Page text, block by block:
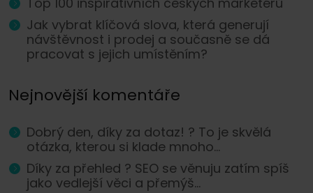
Jak vybrat klíčová slova, která generují
návštěvnost i prodej a současně se dá
pracovat s jejich umístěním?
Nejnovější komentáře
Dobrý den, díky za dotaz! ? To je skvělá
otázka, kterou si klade mnoho...
Díky za přehled ? SEO se věnuju zatím spíš
jako vedlejší věci a přemýš...